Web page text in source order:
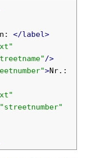
</label>
/>
>
"streetnumber"